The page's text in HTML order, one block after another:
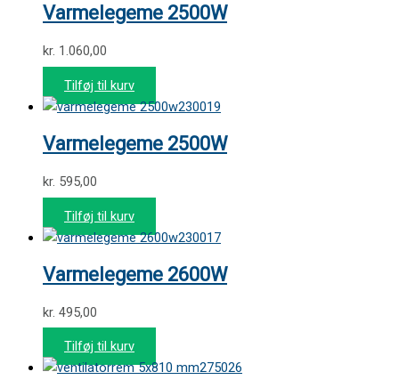
Varmelegeme 2500W
kr. 1.060,00
Tilføj til kurv
230019
Varmelegeme 2500W
kr. 595,00
Tilføj til kurv
230017
Varmelegeme 2600W
kr. 495,00
Tilføj til kurv
275026